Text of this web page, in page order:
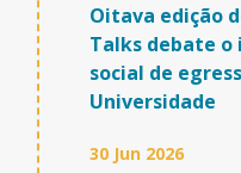
Oitava edição
Talks debate o
social de
Universidade
30 Jun 2026